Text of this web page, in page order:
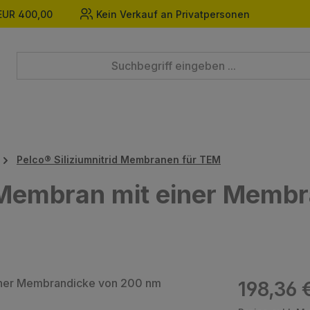
400,00 Kein Verkauf an Privatpersonen
Pelco® Siliziumnitrid Membranen für TEM
mit einer
Regulärer
198,36